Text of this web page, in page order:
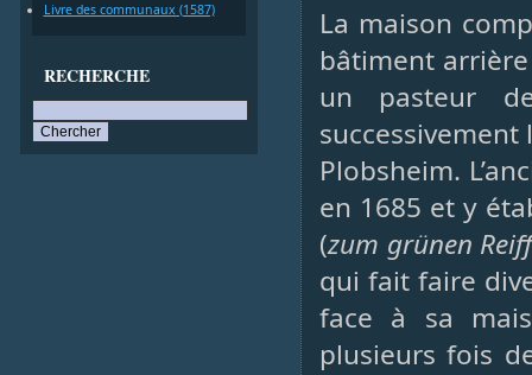
Livre des communaux (1587)
RECHERCHE
La maison
bâtiment
un pasteur
Plobsheim.
en 1685 et y
(zum grünen Reiff
qui fait faire
face à sa
plusieurs fois